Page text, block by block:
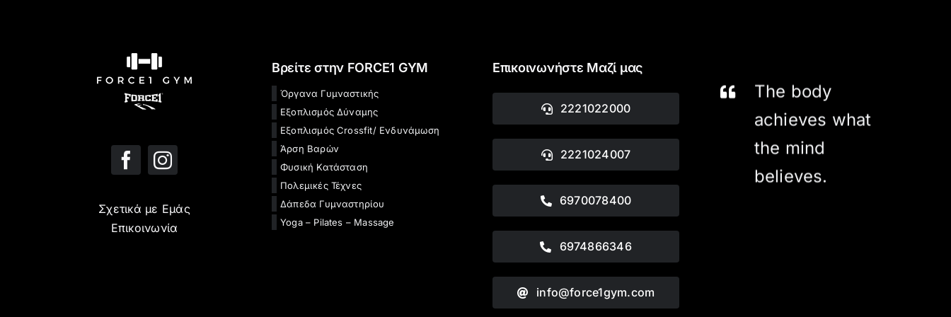
Σχετικά με Εμάς
Επικοινωνία
Βρείτε στην FORCE1 GYM
Όργανα Γυμναστικής
Εξοπλισμός Δύναμης
Εξοπλισμός Crossfit/ Ενδυνάμωση
Άρση Βαρών
Φυσική Κατάσταση
Πολεμικές Τέχνες
Δάπεδα Γυμναστηρίου
Yoga – Pilates – Massage
Επικοινωνήστε Μαζί μας
2221022000
2221024007
6970078400
6974866346
info@force1gym.com
The body
achieves what
the mind
believes.